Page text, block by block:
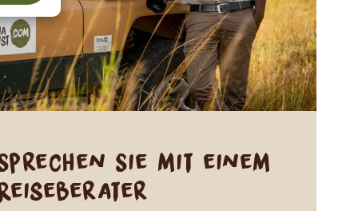
Sie mit einem